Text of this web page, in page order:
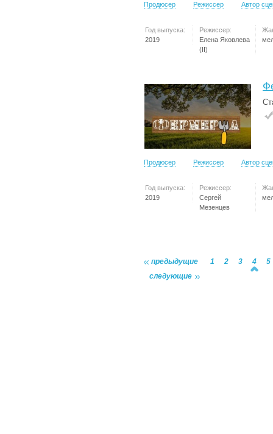
Продюсер Режиссер Автор
Год выпуска:
2019
Режиссер:
Елена Яковлева
(II)
Продюсер Режиссер Автор
Год выпуска:
2019
Режиссер:
Сергей
Мезенцев
предыдущие 1 2 3 4
5
следующие